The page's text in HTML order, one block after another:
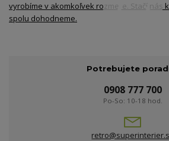
vyrobíme v akomkoľvek rozmere. Stačí nás
spolu dohodneme.
Potrebujete
0908 777 700
Po-So: 10-18 hod.